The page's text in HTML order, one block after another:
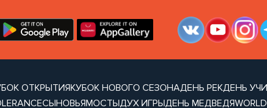
ОТКРЫТИЯКУБОК НОВОГО СЕЗОНАДЕНЬ РЕКДЕНЬ
СЫНОВЬЯМОСТЫДУХ ИГРЫДЕНЬ МЕДВЕДЯ